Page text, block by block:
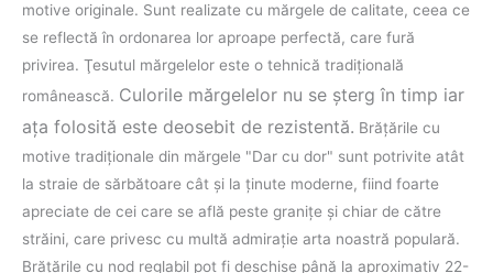
motive originale. Sunt realizate cu mărgele de calitate, ceea ce
se reflectă în ordonarea lor aproape perfectă, care fură
privirea. Ţesutul mărgelelor este o tehnică tradiţională
românească. Culorile mărgelelor nu se şterg în timp iar
aţa folosită este deosebit de rezistentă. Brăţările cu
motive tradiţionale din mărgele "Dar cu dor" sunt potrivite atât
la straie de sărbătoare cât şi la ţinute moderne, fiind foarte
apreciate de cei care se află peste graniţe şi chiar de către
străini, care privesc cu multă admiraţie arta noastră populară.
Brățările cu nod reglabil pot fi deschise până la aproximativ 22-